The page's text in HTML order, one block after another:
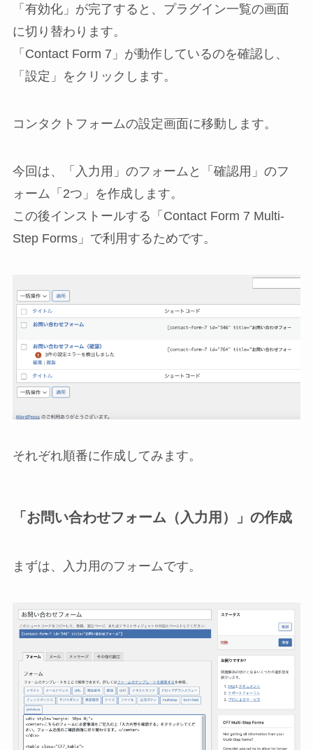
「有効化」が完了すると、プラグイン一覧の画面
に切り替わります。
「Contact Form 7」が動作しているのを確認し、
「設定」をクリックします。
コンタクトフォームの設定画面に移動します。
今回は、「入力用」のフォームと「確認用」のフ
ォーム「2つ」を作成します。
この後インストールする「Contact Form 7 Multi-
Step Forms」で利用するためです。
それぞれ順番に作成してみます。
「お問い合わせフォーム（入力用）」の作成
まずは、入力用のフォームです。